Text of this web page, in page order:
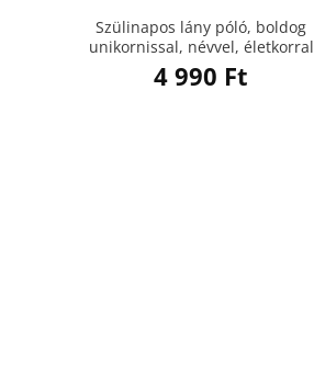
Szülinapos lány póló, boldog
unikornissal, névvel, életkorral
4 990 Ft